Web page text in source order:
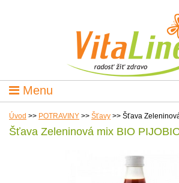
Menu
Úvod >> POTRAVINY >> Šťavy >> Šťava
Šťava Zeleninová mix BIO